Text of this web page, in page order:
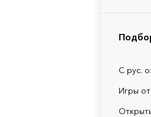
С рус.
Игры